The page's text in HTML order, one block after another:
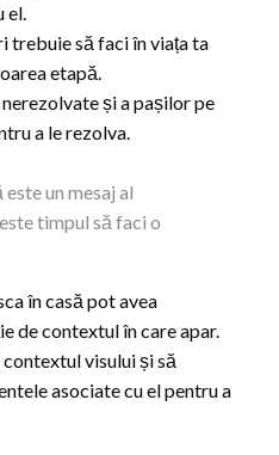
el.
trebuie să faci în viața ta
etapă.
și a pașilor pe
a le rezolva.
un mesaj al
timpul să faci o
în casă pot avea
de contextul în care apar.
visului și să
asociate cu el pentru a